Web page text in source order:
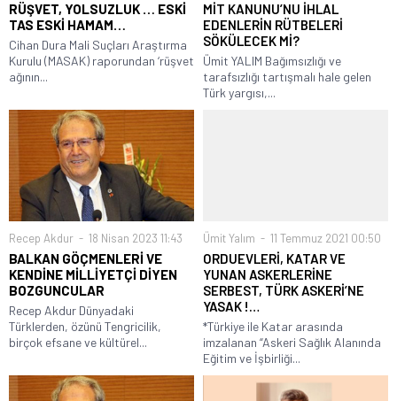
RÜŞVET, YOLSUZLUK … ESKİ
TAS ESKİ HAMAM…
Cihan Dura Mali Suçları Araştırma
Kurulu (MASAK) raporundan ‘rüşvet
ağının...
MİT KANUNU’NU İHLAL
EDENLERİN RÜTBELERİ
SÖKÜLECEK Mİ?
Ümit YALIM Bağımsızlığı ve
tarafsızlığı tartışmalı hale gelen
Türk yargısı,...
Recep Akdur 18 Nisan 2023 11:43
BALKAN GÖÇMENLERİ VE
KENDİNE MİLLİYETÇİ DİYEN
BOZGUNCULAR
Recep Akdur Dünyadaki
Türklerden, özünü Tengricilik,
birçok efsane ve kültürel...
Ümit Yalım 11 Temmuz 2021 00:50
ORDUEVLERİ, KATAR VE
YUNAN ASKERLERİNE
SERBEST, TÜRK ASKERİ’NE
YASAK !…
*Türkiye ile Katar arasında
imzalanan “Askeri Sağlık Alanında
Eğitim ve İşbirliği...